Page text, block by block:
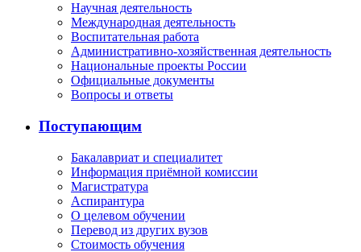
Научная деятельность
Международная деятельность
Воспитательная работа
Административно-хозяйственная деятельность
Национальные проекты России
Официальные документы
Вопросы и ответы
Поступающим
Бакалавриат и специалитет
Информация приёмной комиссии
Магистратура
Аспирантура
О целевом обучении
Перевод из других вузов
Стоимость обучения